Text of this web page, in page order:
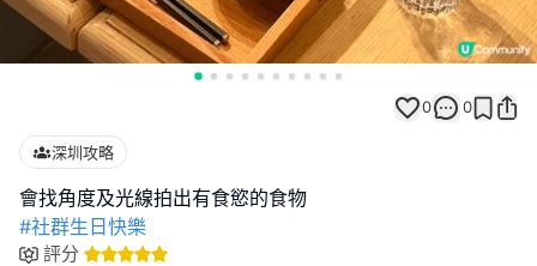
0 0
深圳攻略
#社群生日快樂
評分